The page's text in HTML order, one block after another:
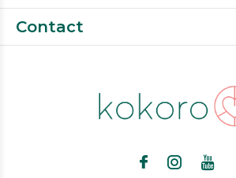
Contact